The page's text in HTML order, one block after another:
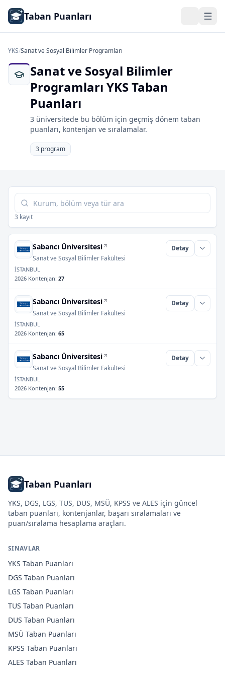
Taban Puanları
YKS/Sanat ve Sosyal Bilimler Programları
Sanat ve Sosyal Bilimler
Programları YKS Taban
Puanları
3 üniversitede bu bölüm için geçmiş dönem taban
puanları, kontenjan ve sıralamalar.
3 program
Tabloda ara
3 kayıt
Sabancı Üniversitesi
Sanat ve Sosyal Bilimler Fakültesi
Detay
İSTANBUL
2026 Kontenjan: 27
Sabancı Üniversitesi
Sanat ve Sosyal Bilimler Fakültesi
Detay
İSTANBUL
2026 Kontenjan: 65
Sabancı Üniversitesi
Sanat ve Sosyal Bilimler Fakültesi
Detay
İSTANBUL
2026 Kontenjan: 55
Taban Puanları
YKS, DGS, LGS, TUS, DUS, MSÜ, KPSS ve ALES için güncel
taban puanları, kontenjanlar, başarı sıralamaları ve
puan/sıralama hesaplama araçları.
SINAVLAR
YKS Taban Puanları
DGS Taban Puanları
LGS Taban Puanları
TUS Taban Puanları
DUS Taban Puanları
MSÜ Taban Puanları
KPSS Taban Puanları
ALES Taban Puanları